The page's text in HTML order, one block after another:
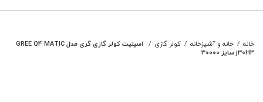
خانه خانه و آشپزخانه کولر گازی
اسپلیت کولر گازی گری مدل GREE Q4 MATIC
j30H3 سایز 30000